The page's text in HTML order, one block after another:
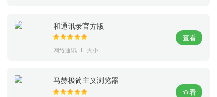
和通讯录官方版
网络通讯 大小:
查看
马赫极简主义浏览器
查看